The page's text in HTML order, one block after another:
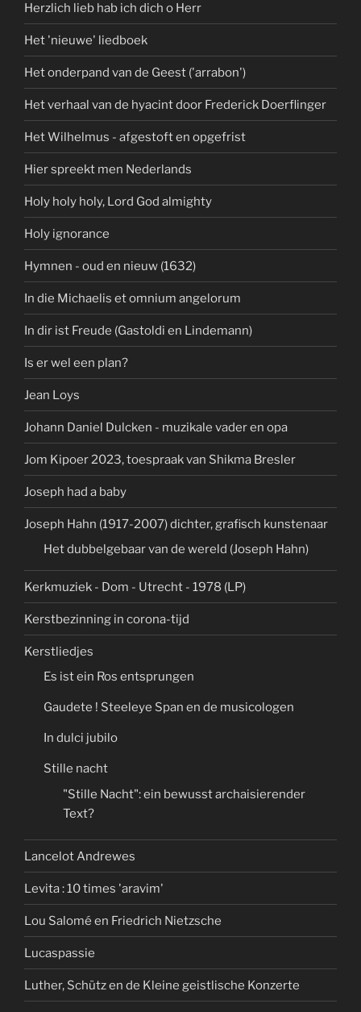
Herzlich lieb hab ich dich o Herr
Het 'nieuwe' liedboek
Het onderpand van de Geest ('arrabon')
Het verhaal van de hyacint door Frederick Doerflinger
Het Wilhelmus - afgestoft en opgefrist
Hier spreekt men Nederlands
Holy holy holy, Lord God almighty
Holy ignorance
Hymnen - oud en nieuw (1632)
In die Michaelis et omnium angelorum
In dir ist Freude (Gastoldi en Lindemann)
Is er wel een plan?
Jean Loys
Johann Daniel Dulcken - muzikale vader en opa
Jom Kipoer 2023, toespraak van Shikma Bresler
Joseph had a baby
Joseph Hahn (1917-2007) dichter, grafisch kunstenaar
Het dubbelgebaar van de wereld (Joseph Hahn)
Kerkmuziek - Dom - Utrecht - 1978 (LP)
Kerstbezinning in corona-tijd
Kerstliedjes
Es ist ein Ros entsprungen
Gaudete ! Steeleye Span en de musicologen
In dulci jubilo
Stille nacht
"Stille Nacht": ein bewusst archaisierender
Text?
Lancelot Andrewes
Levita : 10 times 'aravim'
Lou Salomé en Friedrich Nietzsche
Lucaspassie
Luther, Schütz en de Kleine geistlische Konzerte